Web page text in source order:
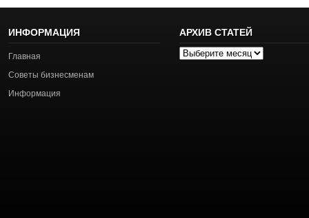
ИНФОРМАЦИЯ
Главная
Советы бизнесменам
Информация
АРХИВ СТАТЕЙ
Архив